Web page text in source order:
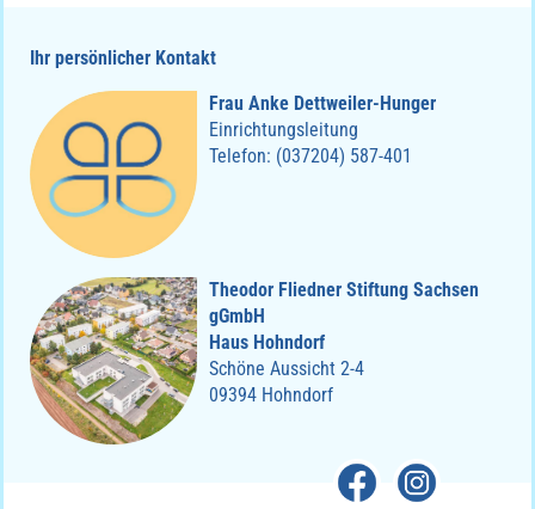
Ihr persönlicher Kontakt
Frau Anke Dettweiler-Hunger
Einrichtungsleitung
Telefon: (037204) 587-401
Theodor Fliedner Stiftung Sachsen
gGmbH
Haus Hohndorf
Schöne Aussicht 2-4
09394 Hohndorf